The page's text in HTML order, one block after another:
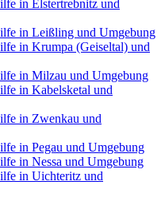
in Elstertrebnitz und
in Leißling und Umgebung
in Krumpa (Geiseltal) und
in Milzau und Umgebung
in Kabelsketal und
in Zwenkau und
in Pegau und Umgebung
in Nessa und Umgebung
in Uichteritz und